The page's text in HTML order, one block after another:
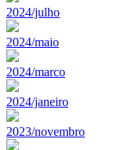
2024/julho
2024/maio
2024/marco
2024/janeiro
2023/novembro